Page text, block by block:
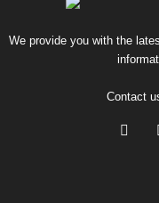
We provide you with the
Contact